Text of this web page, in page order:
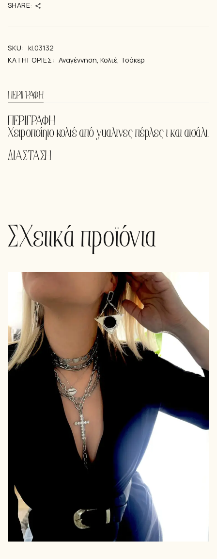
SHARE:
SKU: kl.03132
ΚΑΤΗΓΟΡΊΕΣ: Αναγέννηση,Κολιέ, Τσόκερ
ΠΕΡΙΓΡΑΦΉ
ΠΕΡΙΓΡΑΦΗ
Xειροποίητο κολιέ από γυαλινες πέρλες ι και ατσάλι.
ΔΙΑΣΤΑΣΗ
Σχετικά προϊόντα